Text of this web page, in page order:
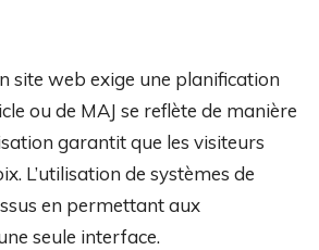
site web exige une planification
ou de MAJ se reflète de manière
garantit que les visiteurs
L’utilisation de systèmes de
en permettant aux
seule interface.